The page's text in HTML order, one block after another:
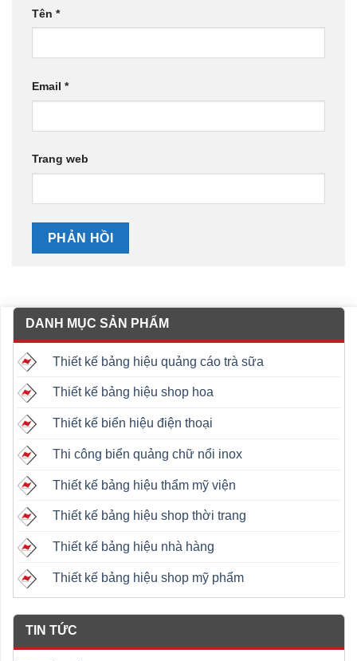
Tên *
Email *
Trang web
DANH MỤC SẢN PHẨM
Thiết kế bảng hiệu quảng cáo trà sữa
Thiết kế bảng hiệu shop hoa
Thiết kế biển hiệu điện thoại
Thi công biển quảng chữ nổi inox
Thiết kế bảng hiệu thẩm mỹ viện
Thiết kế bảng hiệu shop thời trang
Thiết kế bảng hiệu nhà hàng
Thiết kế bảng hiệu shop mỹ phẩm
TIN TỨC